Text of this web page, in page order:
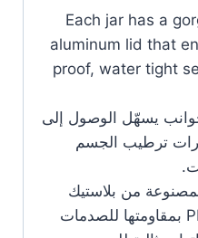
Each jar has a
aluminum lid that
proof, water tight
يسهّل الوصول إلى
ترطيب الجسم
من بلاستيك
البولي إيثيلين تيرفثالات PET بمقاومتها للصدمات